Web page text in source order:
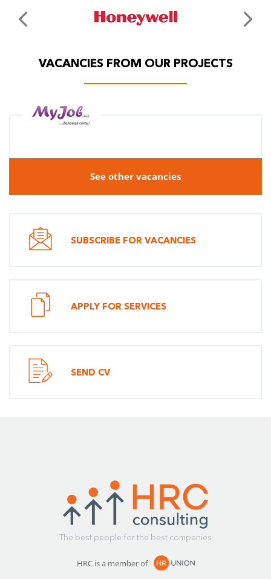
VACANCIES FROM OUR PROJECTS
See other vacancies
SUBSCRIBE FOR VACANCIES
APPLY FOR SERVICES
SEND CV
The best people for the best companies
HRC is a member of